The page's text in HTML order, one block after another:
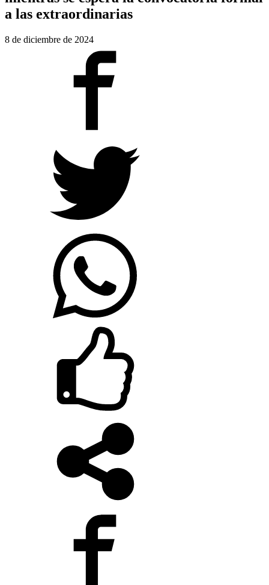
a las extraordinarias
8 de diciembre de 2024